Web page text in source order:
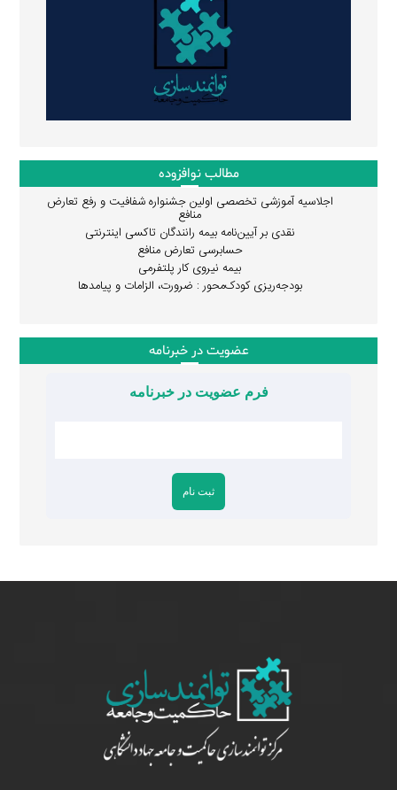
مطالب نوافزوده
اجلاسیه آموزشی تخصصی اولین جشنواره شفافیت و رفع تعارض
منافع
نقدی بر آیین‌نامه بیمه رانندگان تاکسی اینترنتی
حسابرسی تعارض منافع
بیمه نیروی کار پلتفرمی
بودجه‌ریزی کودک‌محور : ضرورت، الزامات و پیامدها
عضویت در خبرنامه
فرم عضویت در خبرنامه